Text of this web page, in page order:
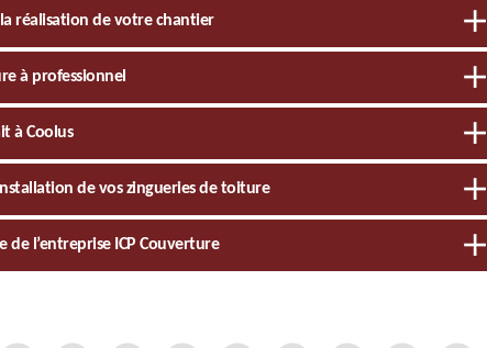
réalisation de votre chantier
à professionnel
à Coolus
de vos zingueries de toiture
de l’entreprise ICP Couverture